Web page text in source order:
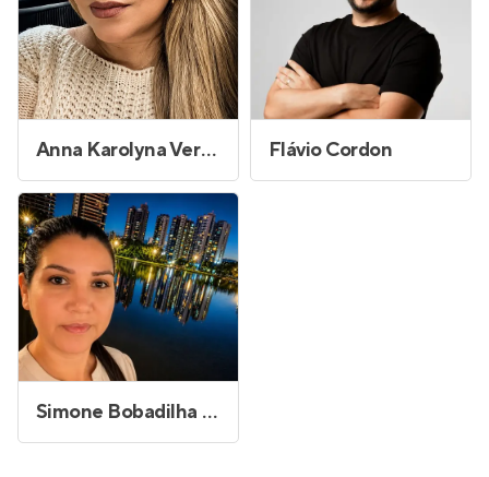
Anna Karolyna Verao Espindola Flávio Cordon
Simone Bobadilha da Fonseca